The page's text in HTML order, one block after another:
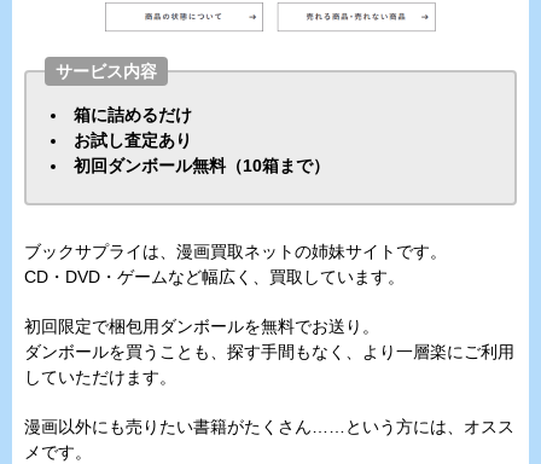
サービス内容
箱に詰めるだけ
お試し査定あり
初回ダンボール無料（10箱まで）
ブックサプライは、漫画買取ネットの姉妹サイトです。
CD・DVD・ゲームなど幅広く、買取しています。
初回限定で梱包用ダンボールを無料でお送り。
ダンボールを買うことも、探す手間もなく、より一層楽にご利用
していただけます。
漫画以外にも売りたい書籍がたくさん……という方には、オスス
メです。